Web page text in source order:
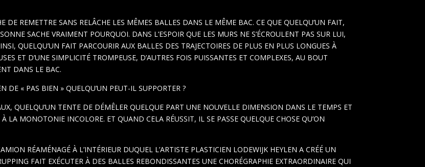
DE REMETTRE SANS RELÂCHE LES MÊMES BALLES DANS LE MÊME BAC. CE QUE QUELQU’UN FAIT,
SACHE VRAIMENT POURQUOI. DANS L’ESPOIR QUE LES MURS NE S’ÉCROULENT PAS SUR LUI,
QUELQU’UN FAIT PARCOURIR AUX BALLES DES TRAJECTOIRES DE PLUS EN PLUS LONGUES À
ET D’UNE SIMPLICITÉ TROMPEUSE, D’AUTRES FOIS PUISSANTES ET COMPLEXES, AU BOUT
DANS LE BAC.
DE « PAS BIEN » QUELQU’UN PEUT-IL SUPPORTER ?
QUELQU’UN TENTE DE DÉMÊLER QUELQUE PART UNE NOUVELLE DIMENSION DANS LE TEMPS ET
LA MONOTONIE INCOLORE. ET QUAND CELA RÉUSSIT, IL SE PASSE QUELQUE CHOSE QU’ON
RÉAMÉNAGÉ À L’INTÉRIEUR DUQUEL L’ARTISTE PLASTICIEN LODEWIJK HEYLEN A CRÉÉ UN
FAIT EXÉCUTER À DES BALLES REBONDISSANTES UNE CHORÉGRAPHIE EXTRAORDINAIRE QUI